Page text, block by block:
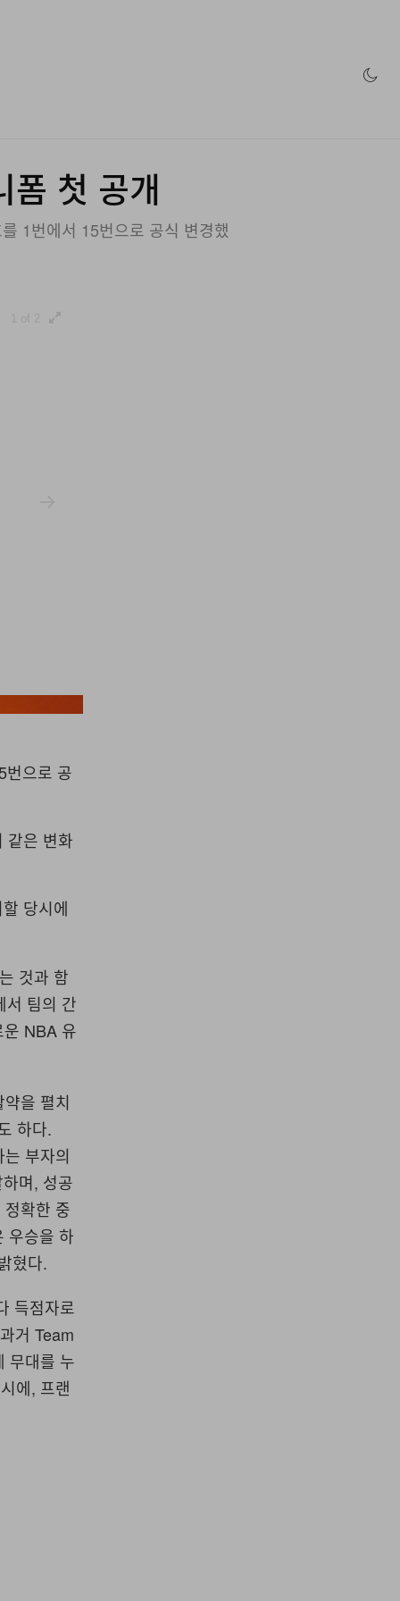
첫 공개
1번에서 15번으로 공식 변경했
으로 공
같은 변화
당시에
것과 함
서 팀의 간
NBA 유
을 펼치
하다.
부자의
며, 성공
확한 중
우승을 하
혔다.
득점자로
거 Team
무대를 누
에, 프랜